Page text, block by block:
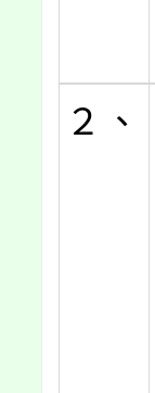
２、